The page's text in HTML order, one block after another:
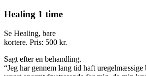
Healing 1 time
Se Healing, bare
kortere. Pris: 500 kr.
Sagt efter en behandling.
“Jeg har gennem lang tid haft